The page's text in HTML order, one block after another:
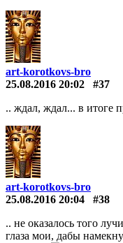
art-korotkovs-bro
25.08.2016 20:02
#37
.. ждал, ждал... в итоге
art-korotkovs-bro
25.08.2016 20:04
#38
.. не оказалось того
глаза мои, дабы